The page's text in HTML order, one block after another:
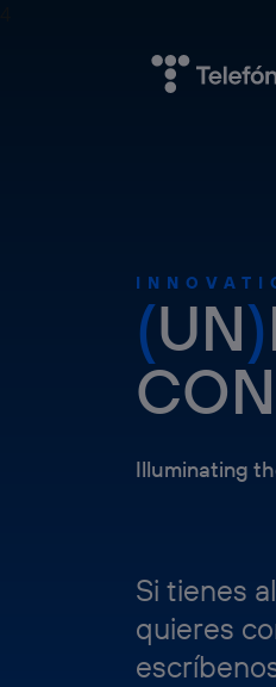
(UN)
Illuminating
Si tienes
quieres